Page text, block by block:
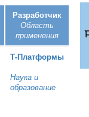
Разработчик
Область
применения
Т‑Платформы
Наука и
образование